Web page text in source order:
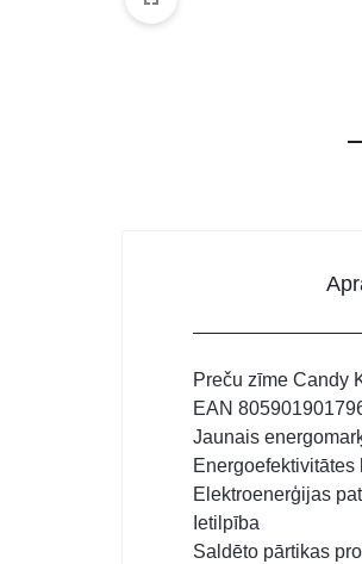
Preču zīme Candy
EAN
Jaunais
Energoefektivitātes
Elektroenerģijas
Ietilpība
Saldēto pārtikas